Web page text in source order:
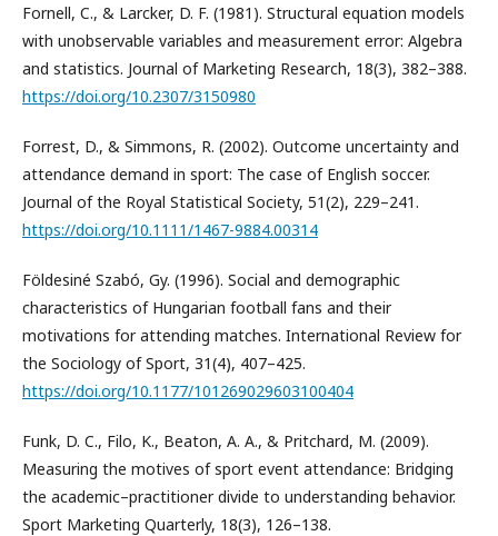
Fornell, C., & Larcker, D. F. (1981). Structural equation models
with unobservable variables and measurement error: Algebra
and statistics. Journal of Marketing Research, 18(3), 382–388.
https://doi.org/10.2307/3150980
Forrest, D., & Simmons, R. (2002). Outcome uncertainty and
attendance demand in sport: The case of English soccer.
Journal of the Royal Statistical Society, 51(2), 229–241.
https://doi.org/10.1111/1467-9884.00314
Földesiné Szabó, Gy. (1996). Social and demographic
characteristics of Hungarian football fans and their
motivations for attending matches. International Review for
the Sociology of Sport, 31(4), 407–425.
https://doi.org/10.1177/101269029603100404
Funk, D. C., Filo, K., Beaton, A. A., & Pritchard, M. (2009).
Measuring the motives of sport event attendance: Bridging
the academic–practitioner divide to understanding behavior.
Sport Marketing Quarterly, 18(3), 126–138.